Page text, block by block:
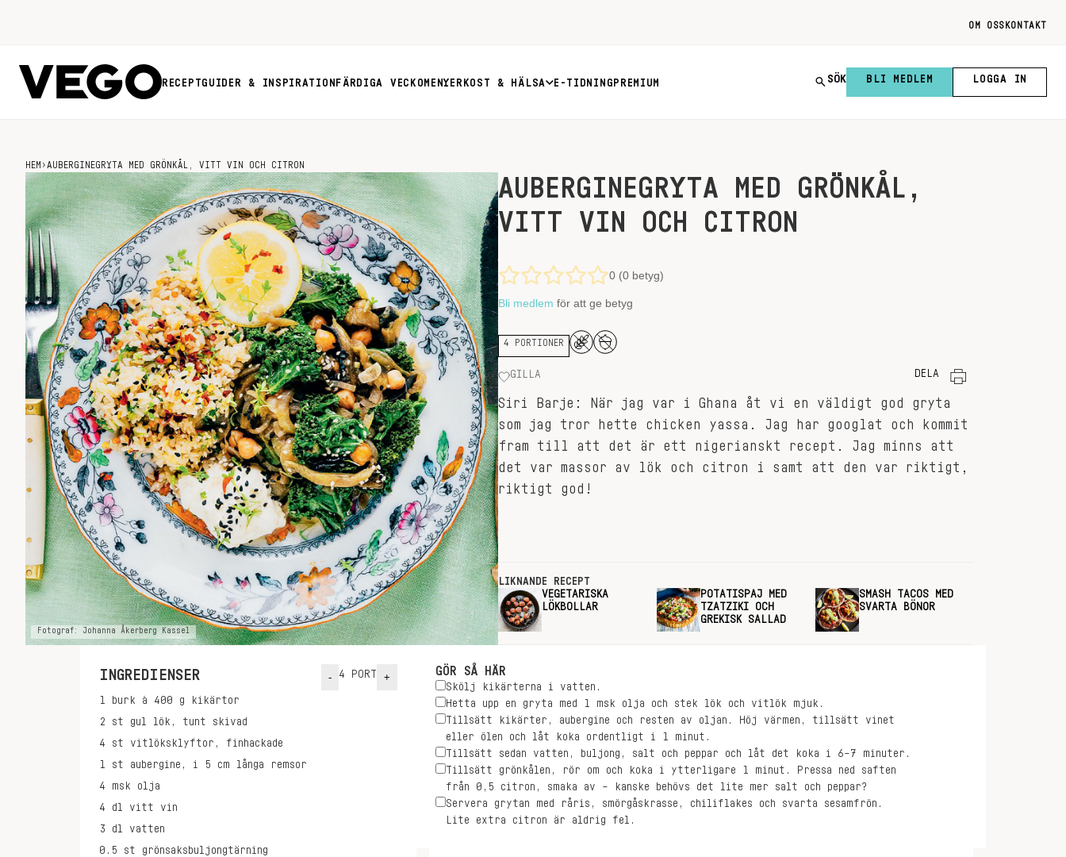
OM OSS KONTAKT
RECEPTGUIDER & INSPIRATION FÄRDIGA VECKOMENYER KOST & HÄLSA E-TIDNING PREMIUM SÖK BLI MEDLEM LOGGA IN
HEM ›AUBERGINEGRYTA MED GRÖNKÅL, VITT VIN OCH CITRON
Fotograf: Johanna Åkerberg Kassel
AUBERGINEGRYTA MED GRÖNKÅL,
VITT VIN OCH CITRON
0 (0 betyg)
Bli medlem för att ge betyg
4 PORTIONER
GILLA DELA
Siri Barje: När jag var i Ghana åt vi en väldigt god gryta
som jag tror hette chicken yassa. Jag har googlat och kommit
fram till att det är ett nigerianskt recept. Jag minns att
det var massor av lök och citron i samt att den var riktigt,
riktigt god!
LIKNANDE RECEPT
VEGETARISKA
LÖKBOLLAR
POTATISPAJ MED
TZATZIKI OCH
GREKISK SALLAD
SMASH TACOS MED
SVARTA BÖNOR
INGREDIENSER - 4 PORT +
1 burk à 400 g
kikärtor
2 st
gul lök, tunt skivad
4 st
vitlöksklyftor, finhackade
1 st
aubergine, i 5 cm långa remsor
4 msk
olja
4 dl
vitt vin
3 dl
vatten
0.5 st
grönsaksbuljongtärning
GÖR SÅ HÄR
Skölj kikärterna i vatten.
Hetta upp en gryta med 1 msk olja och stek lök och vitlök mjuk.
Tillsätt kikärter, aubergine och resten av oljan. Höj värmen, tillsätt vinet
eller ölen och låt koka ordentligt i 1 minut.
Tillsätt sedan vatten, buljong, salt och peppar och låt det koka i 6–7 minuter.
Tillsätt grönkålen, rör om och koka i ytterligare 1 minut. Pressa ned saften
från 0,5 citron, smaka av – kanske behövs det lite mer salt och peppar?
Servera grytan med råris, smörgåskrasse, chiliflakes och svarta sesamfrön.
Lite extra citron är aldrig fel.